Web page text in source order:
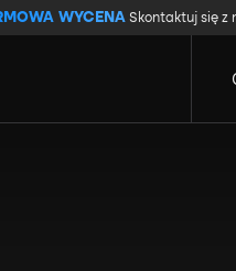
WYCENASkontaktuj się z